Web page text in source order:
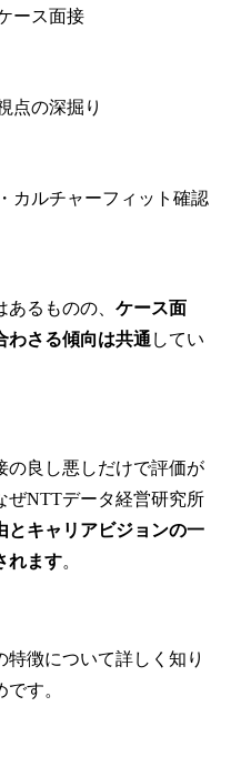
ース面接
点の深掘り
カルチャーフィット確認
るものの、 ケース面
わさる傾向は共通 してい
の良し悪しだけで評価が
ぜNTTデータ経営研究所
とキャリアビジョンの一
れます。
徴について詳しく知り
す。